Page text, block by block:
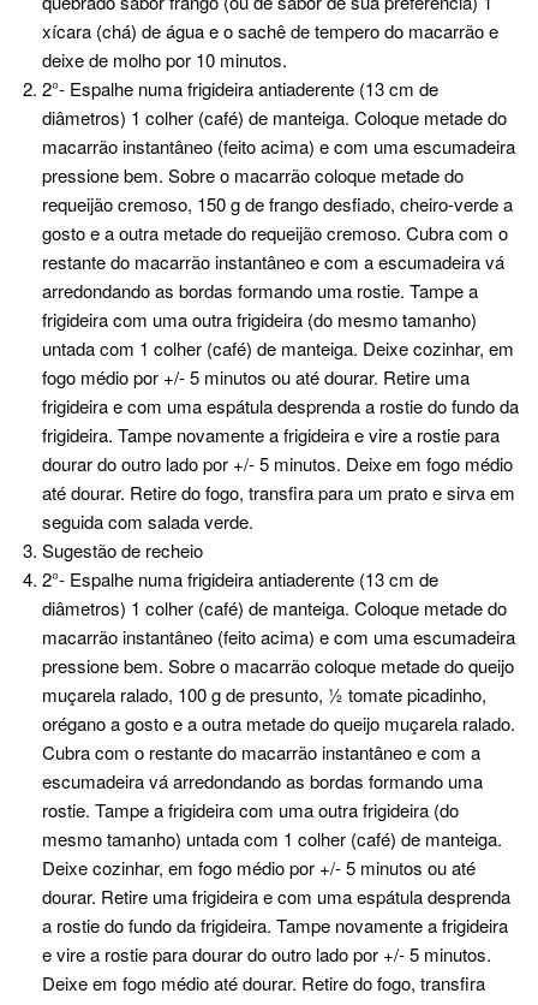
xícara (chá) de água e o sachê de tempero do macarrão e
deixe de molho por 10 minutos.
2°- Espalhe numa frigideira antiaderente (13 cm de
diâmetros) 1 colher (café) de manteiga. Coloque metade do
macarrão instantâneo (feito acima) e com uma escumadeira
pressione bem. Sobre o macarrão coloque metade do
requeijão cremoso, 150 g de frango desfiado, cheiro-verde a
gosto e a outra metade do requeijão cremoso. Cubra com o
restante do macarrão instantâneo e com a escumadeira vá
arredondando as bordas formando uma rostie. Tampe a
frigideira com uma outra frigideira (do mesmo tamanho)
untada com 1 colher (café) de manteiga. Deixe cozinhar, em
fogo médio por +/- 5 minutos ou até dourar. Retire uma
frigideira e com uma espátula desprenda a rostie do fundo da
frigideira. Tampe novamente a frigideira e vire a rostie para
dourar do outro lado por +/- 5 minutos. Deixe em fogo médio
até dourar. Retire do fogo, transfira para um prato e sirva em
seguida com salada verde.
Sugestão de recheio
2°- Espalhe numa frigideira antiaderente (13 cm de
diâmetros) 1 colher (café) de manteiga. Coloque metade do
macarrão instantâneo (feito acima) e com uma escumadeira
pressione bem. Sobre o macarrão coloque metade do queijo
muçarela ralado, 100 g de presunto, ½ tomate picadinho,
orégano a gosto e a outra metade do queijo muçarela ralado.
Cubra com o restante do macarrão instantâneo e com a
escumadeira vá arredondando as bordas formando uma
rostie. Tampe a frigideira com uma outra frigideira (do
mesmo tamanho) untada com 1 colher (café) de manteiga.
Deixe cozinhar, em fogo médio por +/- 5 minutos ou até
dourar. Retire uma frigideira e com uma espátula desprenda
a rostie do fundo da frigideira. Tampe novamente a frigideira
e vire a rostie para dourar do outro lado por +/- 5 minutos.
Deixe em fogo médio até dourar. Retire do fogo, transfira